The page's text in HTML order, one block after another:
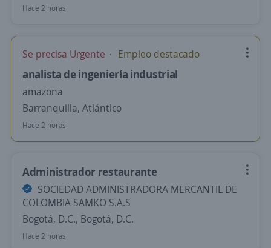
Hace 2 horas
Se precisa Urgente Empleo destacado
analista de ingeniería industrial
amazona
Barranquilla, Atlántico
Hace 2 horas
Administrador restaurante
SOCIEDAD ADMINISTRADORA MERCANTIL DE
COLOMBIA SAMKO S.A.S
Bogotá, D.C., Bogotá, D.C.
Hace 2 horas